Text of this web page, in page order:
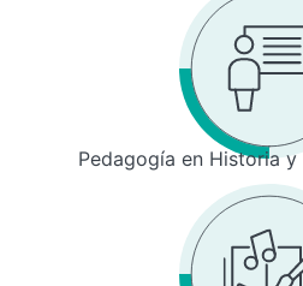
Pedagogía en Historia y